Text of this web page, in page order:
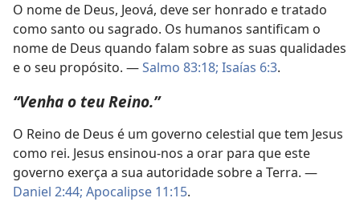
O nome de Deus, Jeová, deve ser honrado e tratado
como santo ou sagrado. Os humanos santificam o
nome de Deus quando falam sobre as suas qualidades
e o seu propósito. —Salmo 83:18; Isaías 6:3.
“Venha o teu Reino.”
O Reino de Deus é um governo celestial que tem Jesus
como rei. Jesus ensinou-nos a orar para que este
governo exerça a sua autoridade sobre a Terra. —
Daniel 2:44; Apocalipse 11:15.